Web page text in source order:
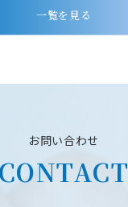
一覧を見る
お問い合わせ
CONTACT